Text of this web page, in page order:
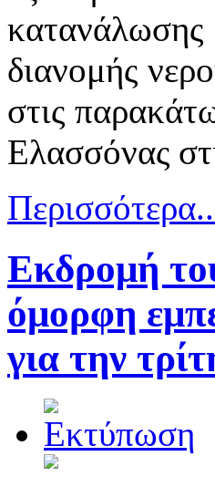
κατανάλωσης
διανομής
στις
Ελασσόνας
Εκδρομή
όμορφη
για την